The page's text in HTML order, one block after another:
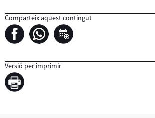
Comparteix aquest contingut
Versió per imprimir